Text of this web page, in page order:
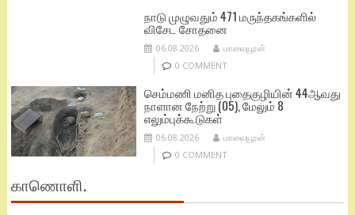
நாடு முழுவதும் 471 மருந்தகங்களில்
விசேட சோதனை
06.08.2026
மாவையூரன்
0 COMMENT
செம்மணி மனித புதைகுழியின் 44ஆவது
நாளான நேற்று (05), மேலும் 8
எலும்புக்கூடுகள்
06.08.2026
மாவையூரன்
0 COMMENT
காணொளி.